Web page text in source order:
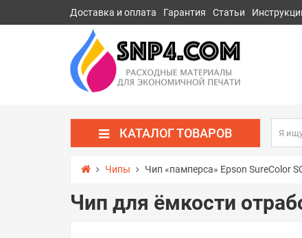
Доставка и оплата Гарантия Статьи
КАТАЛОГ ТОВАРОВ
Чипы Чип «памперса» Epson SureColor
Чип для ёмкости